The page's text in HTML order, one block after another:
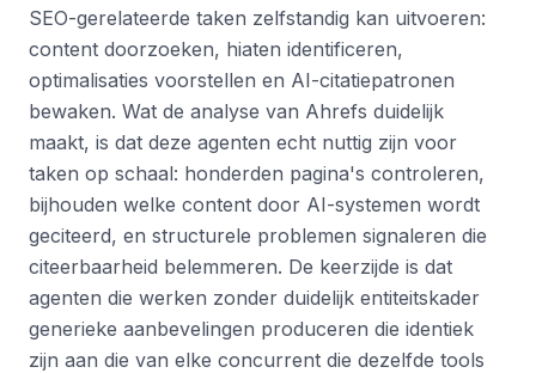
SEO-gerelateerde taken zelfstandig kan uitvoeren:
content doorzoeken, hiaten identificeren,
optimalisaties voorstellen en AI-citatiepatronen
bewaken. Wat de analyse van Ahrefs duidelijk
maakt, is dat deze agenten echt nuttig zijn voor
taken op schaal: honderden pagina's controleren,
bijhouden welke content door AI-systemen wordt
geciteerd, en structurele problemen signaleren die
citeerbaarheid belemmeren. De keerzijde is dat
agenten die werken zonder duidelijk entiteitskader
generieke aanbevelingen produceren die identiek
zijn aan die van elke concurrent die dezelfde tools